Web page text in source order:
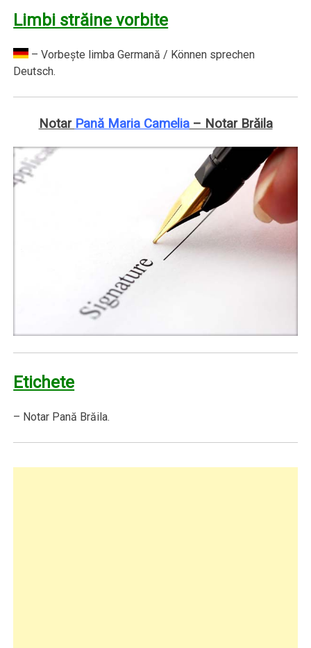
Limbi străine vorbite
– Vorbeşte limba Germană / Können sprechen
Deutsch.
Notar Pană Maria Camelia– Notar Brăila
Etichete
– Notar Pană Brăila.